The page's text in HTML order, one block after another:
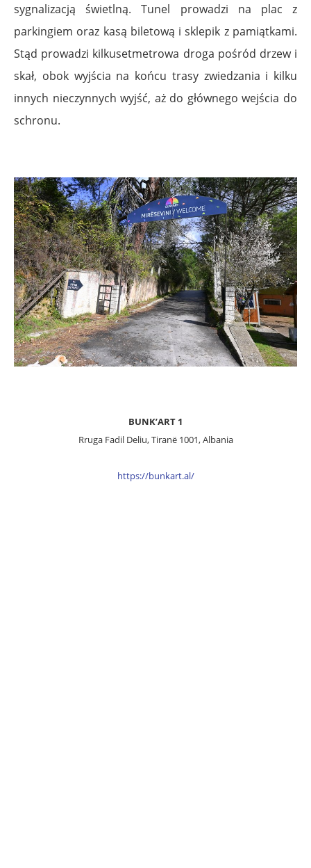
sygnalizacją świetlną. Tunel prowadzi na plac z
parkingiem oraz kasą biletową i sklepik z pamiątkami.
Stąd prowadzi kilkusetmetrowa droga pośród drzew i
skał, obok wyjścia na końcu trasy zwiedzania i kilku
innych nieczynnych wyjść, aż do głównego wejścia do
schronu.
BUNK’ART 1
Rruga Fadil Deliu, Tiranë 1001, Albania
https://bunkart.al/